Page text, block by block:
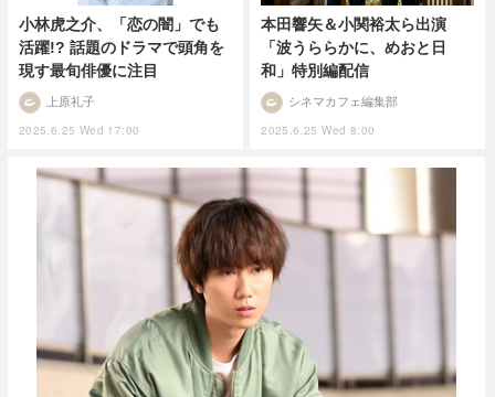
小林虎之介、「恋の闇」でも
活躍!? 話題のドラマで頭角を
現す最旬俳優に注目
2025.6.25 Wed 17:00
上原礼子
本田響矢＆小関裕太ら出演
「波うららかに、めおと日
和」特別編配信
2025.6.25 Wed 8:00
シネマカフェ編集部